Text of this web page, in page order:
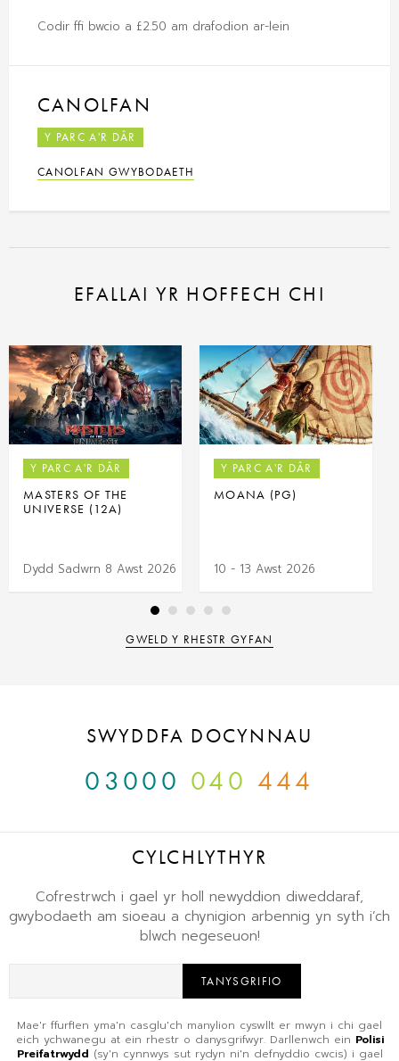
Codir ffi bwcio a £2.50 am drafodion ar-lein
CANOLFAN
Y PARC A'R DÂR
CANOLFAN GWYBODAETH
EFALLAI YR HOFFECH CHI
Y PARC A'R DÂR
MASTERS OF THE
UNIVERSE (12A)
Dydd Sadwrn 8 Awst 2026
Y PARC A'R DÂR
MOANA (PG)
10 - 13 Awst 2026
GWELD Y RHESTR GYFAN
SWYDDFA DOCYNNAU
03000 040 444
CYLCHLYTHYR
Cofrestrwch i gael yr holl newyddion diweddaraf,
gwybodaeth am sioeau a chynigion arbennig yn syth i’ch
blwch negeseuon!
TANYSGRIFIO
Mae'r ffurflen yma'n casglu'ch manylion cyswllt er mwyn i chi gael
eich ychwanegu at ein rhestr o danysgrifwyr. Darllenwch ein Polisi
Preifatrwydd (sy'n cynnwys sut rydyn ni'n defnyddio cwcis) i gael